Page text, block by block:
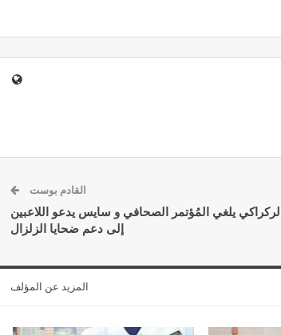
القادم بوست
الركراكي يلغي المُؤتمر الصحافي و سايس يدعو اللاعبين
إلى دعم ضحايا الزلزال
المزيد عن المؤلف
أبريل 16, 2026
نصائح وإرشادات صحية هامة للحفاظ على
التوازن الغذائي خلال شهر…
مارس 23, 2024